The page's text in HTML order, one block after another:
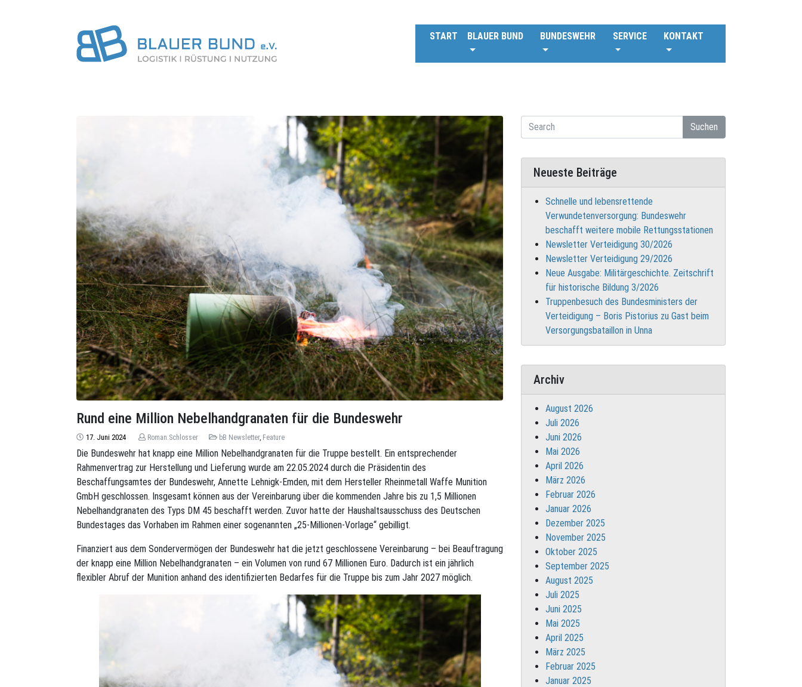
START BLAUER BUND BUNDESWEHR SERVICE KONTAKT
Rund eine Million Nebelhandgranaten für die Bundeswehr
17. Juni 2024 Roman.Schlosser bB Newsletter, Feature
Die Bundeswehr hat knapp eine Million Nebelhandgranaten für die Truppe bestellt. Ein entsprechender
Rahmenvertrag zur Herstellung und Lieferung wurde am 22.05.2024 durch die Präsidentin des
Beschaffungsamtes der Bundeswehr, Annette Lehnigk-Emden, mit dem Hersteller Rheinmetall Waffe Munition
GmbH geschlossen. Insgesamt können aus der Vereinbarung über die kommenden Jahre bis zu 1,5 Millionen
Nebelhandgranaten des Typs DM 45 beschafft werden. Zuvor hatte der Haushaltsausschuss des Deutschen
Bundestages das Vorhaben im Rahmen einer sogenannten „25-Millionen-Vorlage“ gebilligt.
Finanziert aus dem Sondervermögen der Bundeswehr hat die jetzt geschlossene Vereinbarung – bei Beauftragung
der knapp eine Million Nebelhandgranaten – ein Volumen von rund 67 Millionen Euro. Dadurch ist ein jährlich
flexibler Abruf der Munition anhand des identifizierten Bedarfes für die Truppe bis zum Jahr 2027 möglich.
Suchen
Neueste Beiträge
Schnelle und lebensrettende
Verwundetenversorgung: Bundeswehr
beschafft weitere mobile Rettungsstationen
Newsletter Verteidigung 30/2026
Newsletter Verteidigung 29/2026
Neue Ausgabe: Militärgeschichte. Zeitschrift
für historische Bildung 3/2026
Truppenbesuch des Bundesministers der
Verteidigung – Boris Pistorius zu Gast beim
Versorgungsbataillon in Unna
Archiv
August 2026
Juli 2026
Juni 2026
Mai 2026
April 2026
März 2026
Februar 2026
Januar 2026
Dezember 2025
November 2025
Oktober 2025
September 2025
August 2025
Juli 2025
Juni 2025
Mai 2025
April 2025
März 2025
Februar 2025
Januar 2025